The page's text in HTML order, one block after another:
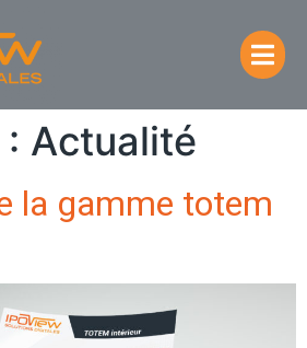
Actualité
la gamme totem